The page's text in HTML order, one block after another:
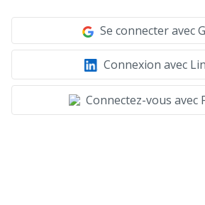
Se connecter avec
Connexion avec
Connectez-vous avec